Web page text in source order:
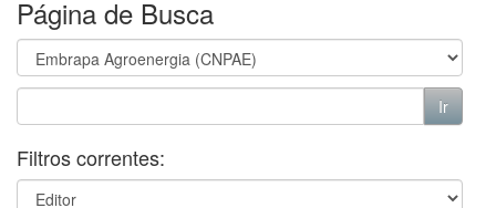
Página de Busca
Filtros correntes: